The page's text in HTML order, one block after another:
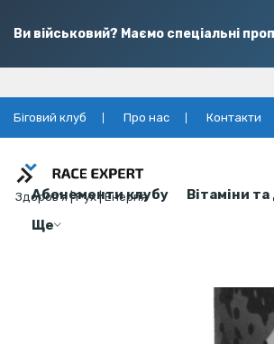
Ви військовий? Маємо спеціальні
Біговий клуб Про нас Контакти
Здоров’я | Рух | Енергія
Абонементи клубу Вітаміни
Ще